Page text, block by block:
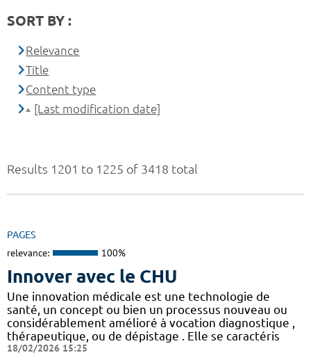
Results 1201 to 1225 of 3418 total
PAGES
relevance: 100%
Innover avec le CHU
Une innovation médicale est une technologie de
santé, un concept ou bien un processus nouveau ou
considérablement amélioré à vocation diagnostique ,
thérapeutique, ou de dépistage . Elle se caractéris
18/02/2026 15:25
SORT BY :
Relevance
Title
Content type
[Last modification date]